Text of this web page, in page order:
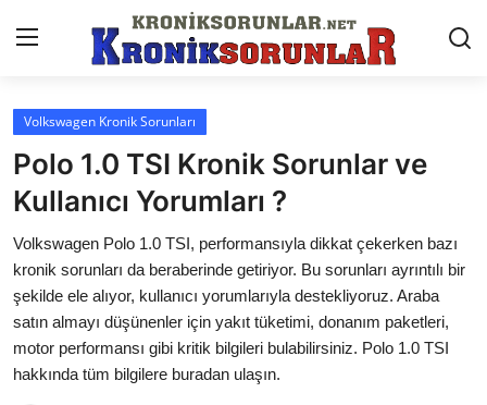
Anasayfa
Markalar
İletişim
Trafik & Cezalar
Sigorta & Kasko
Vergi & ÖTV & MTV
Volkswagen Kronik Sorunları
Polo 1.0 TSI Kronik Sorunlar ve
Kullanıcı Yorumları ?
Volkswagen Polo 1.0 TSI, performansıyla dikkat çekerken bazı
kronik sorunları da beraberinde getiriyor. Bu sorunları ayrıntılı bir
şekilde ele alıyor, kullanıcı yorumlarıyla destekliyoruz. Araba
satın almayı düşünenler için yakıt tüketimi, donanım paketleri,
motor performansı gibi kritik bilgileri bulabilirsiniz. Polo 1.0 TSI
hakkında tüm bilgilere buradan ulaşın.